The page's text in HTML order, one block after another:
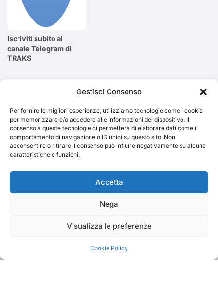
Gestisci Consenso
Per fornire le migliori esperienze, utilizziamo tecnologie come i cookie
per memorizzare e/o accedere alle informazioni del dispositivo. Il
consenso a queste tecnologie ci permetterà di elaborare dati come il
comportamento di navigazione o ID unici su questo sito. Non
acconsentire o ritirare il consenso può influire negativamente su alcune
caratteristiche e funzioni.
Accetta
Nega
Visualizza le preferenze
Cookie Policy
Iscriviti subito al
canale Telegram di
TRAKS
Cerca
TRAKS
Dal 2014 musica indipendente ed emergente